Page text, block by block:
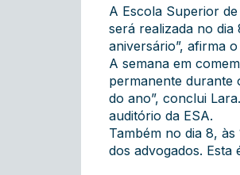
A Escola Superior
será realizada no
aniversário”, afirma
A semana em
permanente durante
do ano”, conclui
auditório da ESA.
Também no dia 8,
dos advogados.